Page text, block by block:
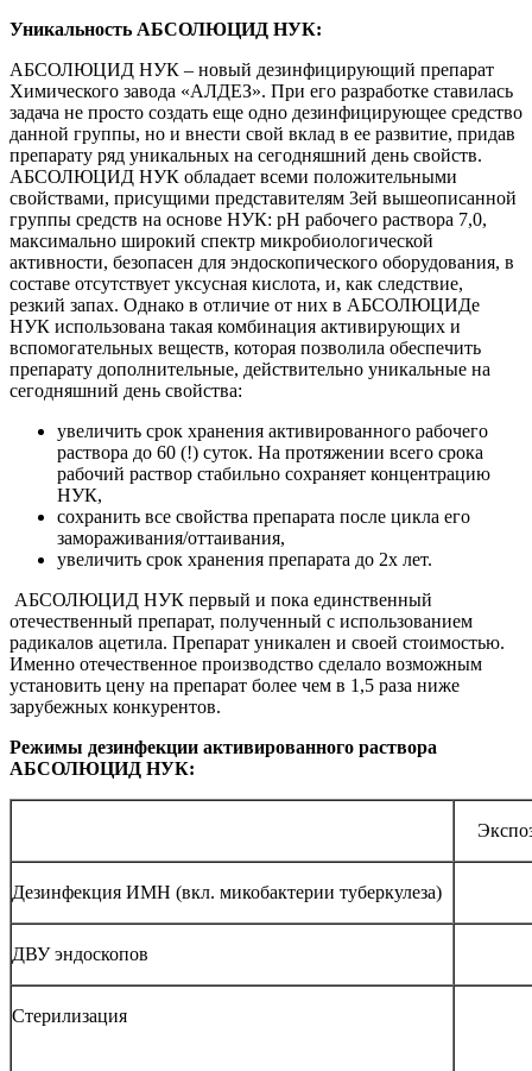
Уникальность АБСОЛЮЦИД НУК:
АБСОЛЮЦИД НУК – новый дезинфицирующий препарат
Химического завода «АЛДЕЗ». При его разработке ставилась
задача не просто создать еще одно дезинфицирующее средство
данной группы, но и внести свой вклад в ее развитие, придав
препарату ряд уникальных на сегодняшний день свойств.
АБСОЛЮЦИД НУК обладает всеми положительными
свойствами, присущими представителям 3ей вышеописанной
группы средств на основе НУК: рН рабочего раствора 7,0,
максимально широкий спектр микробиологической
активности, безопасен для эндоскопического оборудования, в
составе отсутствует уксусная кислота, и, как следствие,
резкий запах. Однако в отличие от них в АБСОЛЮЦИДе
НУК использована такая комбинация активирующих и
вспомогательных веществ, которая позволила обеспечить
препарату дополнительные, действительно уникальные на
сегодняшний день свойства:
увеличить срок хранения активированного рабочего
раствора до 60 (!) суток. На протяжении всего срока
рабочий раствор стабильно сохраняет концентрацию
НУК,
сохранить все свойства препарата после цикла его
замораживания/оттаивания,
увеличить срок хранения препарата до 2х лет.
АБСОЛЮЦИД НУК первый и пока единственный
отечественный препарат, полученный с использованием
радикалов ацетила. Препарат уникален и своей стоимостью.
Именно отечественное производство сделало возможным
установить цену на препарат более чем в 1,5 раза ниже
зарубежных конкурентов.
Режимы дезинфекции активированного раствора
АБСОЛЮЦИД НУК:
Дезинфекция ИМН (вкл. микобактерии туберкулеза)
ДВУ эндоскопов
Стерилизация